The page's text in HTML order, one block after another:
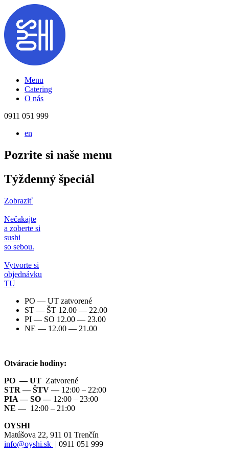
Menu
Catering
O nás
0911 051 999
en
Pozrite si naše menu
Týždenný špeciál
Zobraziť
Nečakajte
a zoberte si
sushi
so sebou.
Vytvorte si
objednávku
TU
PO — UT zatvorené
ST — ŠT 12.00 — 22.00
PI — SO 12.00 — 23.00
NE — 12.00 — 21.00
Otváracie hodiny:
PO — UT Zatvorené
STR — ŠTV —12:00 – 22:00
PIA — SO — 12:00 – 23:00
NE — 12:00 – 21:00
OYSHI
Matúšova 22, 911 01 Trenčín
info@oyshi.sk | 0911 051 999